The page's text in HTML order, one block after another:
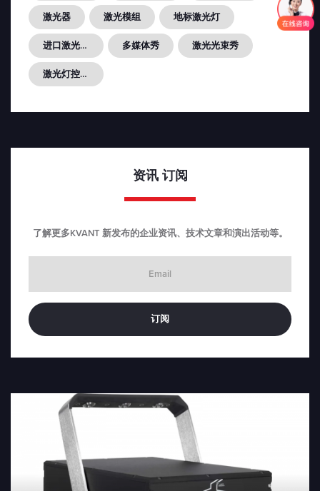
激光器 激光模组 地标激光灯
进口激光光源 多媒体秀 激光光束秀
激光灯控制器FB4...
资讯 订阅
了解更多KVANT 新发布的企业资讯、技术文章和演出活动等。